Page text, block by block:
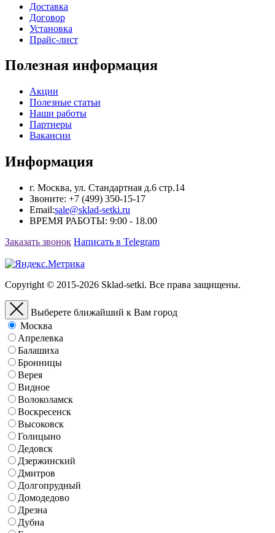
Доставка
Договор
Установка
Прайс-лист
Полезная информация
Акции
Полезные статьи
Наши работы
Партнеры
Вакансии
Информация
г. Москва, ул. Стандартная д.6 cтр.14
Звоните: +7 (499) 350-15-17
Email:sale@sklad-setki.ru
ВРЕМЯ РАБОТЫ: 9:00 - 18.00
Заказать звонок Написать в Telegram
Copyright © 2015-2026 Sklad-setki. Все права защищены.
Выберете ближайший к Вам город
Москва
Апрелевка
Балашиха
Бронницы
Верея
Видное
Волоколамск
Воскресенск
Высоковск
Голицыно
Дедовск
Дзержинский
Дмитров
Долгопрудный
Домодедово
Дрезна
Дубна